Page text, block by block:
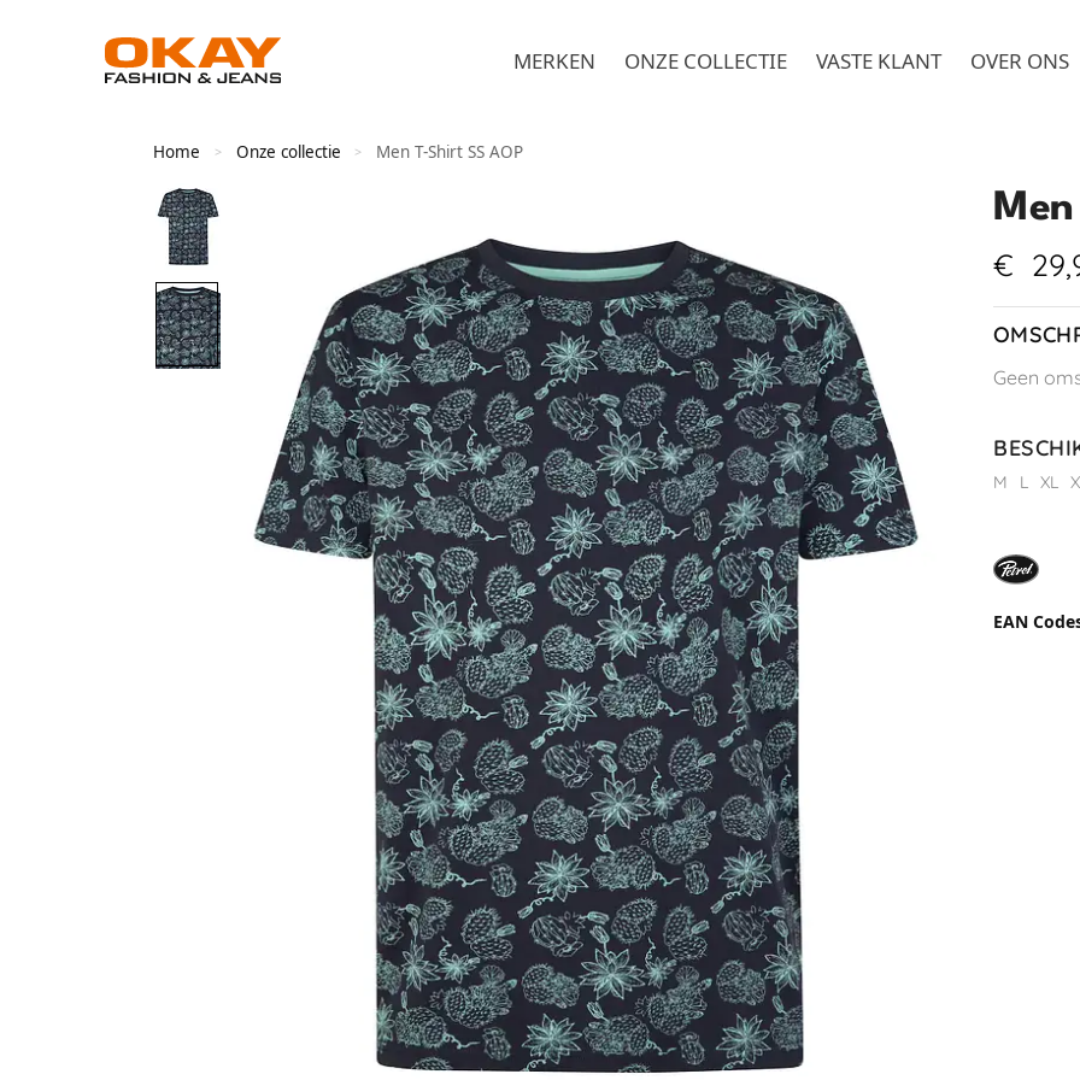
MERKEN ONZE COLLECTIE VASTE KLANT OVER ONS
Home > Onze collectie > Men T-Shirt SS AOP
€
Geen
M L XL
EAN